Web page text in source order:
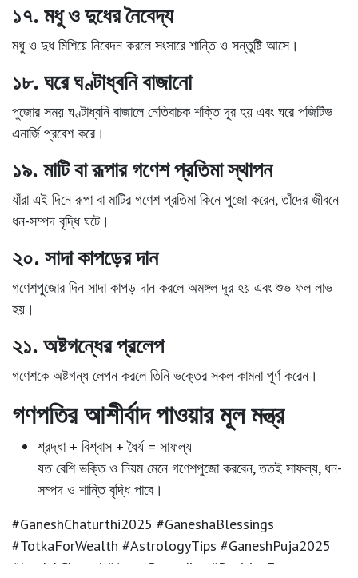
১৭. মধু ও দুধের নৈবেদ্য
মধু ও দুধ মিশিয়ে নিবেদন করলে সংসারেশান্তি ও সন্তুষ্টিআসে।
১৮. ঘরে ঘণ্টাধ্বনি বাজানো
পুজোর সময় ঘণ্টাধ্বনি বাজালেনেতিবাচক শক্তি দূরহয় এবং ঘরেপজিটিভ
এনার্জিপ্রবেশ করে।
১৯. মাটি বা রূপার গণেশ প্রতিমা স্থাপন
যাঁরা এই দিনেরূপা বা মাটির গণেশ প্রতিমাকিনে পুজো করেন, তাঁদের জীবনে
ধন-সম্পদ বৃদ্ধিঘটে।
২০. সাদা কাপড়ের দান
গণেশপুজোর দিন সাদা কাপড় দান করলেঅমঙ্গল দূরহয় এবংশুভ ফললাভ
হয়।
২১. অষ্টগন্ধের প্রলেপ
গণেশকে অষ্টগন্ধ লেপন করলে তিনি ভক্তের সকল কামনা পূর্ণকরেন।
গণপতির আশীর্বাদ পাওয়ার মূল মন্ত্র
শ্রদ্ধা+ বিশ্বাস+ধৈর্য= সাফল্য
যত বেশি ভক্তি ও নিয়ম মেনে গণেশপুজো করবেন, ততইসাফল্য, ধন-
সম্পদ ও শান্তিবৃদ্ধি পাবে।
#GaneshChaturthi2025 #GaneshaBlessings
#TotkaForWealth #AstrologyTips #GaneshPuja2025
#JoydebShastri #AstroRemedies #PositiveEnergy